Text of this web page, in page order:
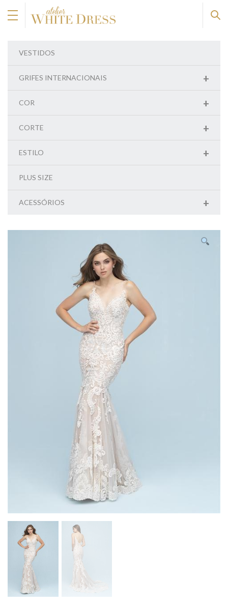
VESTIDOS
+
GRIFES INTERNACIONAIS
+
COR
+
CORTE
+
ESTILO
PLUS SIZE
+
ACESSÓRIOS